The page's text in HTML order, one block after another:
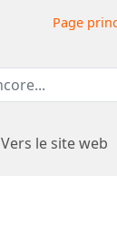
Page
Vers le site web